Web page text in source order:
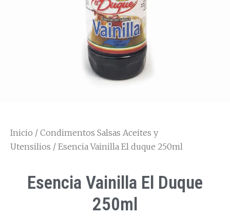
Inicio / Condimentos Salsas Aceites y
Utensilios / Esencia Vainilla El duque 250ml
Esencia Vainilla El Duque
250ml